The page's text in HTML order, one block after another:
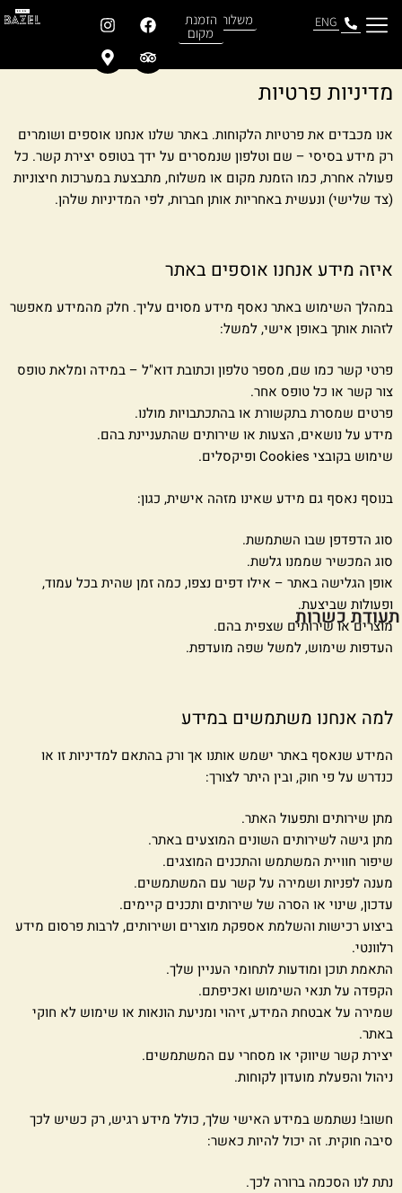
ENG
תעודת כשרות
משלוחיםהזמנת
מקום
מדיניות פרטיות
אנו מכבדים את פרטיות הלקוחות. באתר שלנו אנחנו אוספים ושומרים
רק מידע בסיסי – שם וטלפון שנמסרים על ידך בטופס יצירת קשר. כל
פעולה אחרת, כמו הזמנת מקום או משלוח, מתבצעת במערכות חיצוניות
(צד שלישי) ונעשית באחריות אותן חברות, לפי המדיניות שלהן.
איזה מידע אנחנו אוספים באתר
במהלך השימוש באתר נאסף מידע מסוים עליך. חלק מהמידע מאפשר
לזהות אותך באופן אישי, למשל:
פרטי קשר כמו שם, מספר טלפון וכתובת דוא"ל – במידה ומלאת טופס
צור קשר או כל טופס אחר.
פרטים שמסרת בתקשורת או בהתכתבויות מולנו.
מידע על נושאים, הצעות או שירותים שהתעניינת בהם.
שימוש בקובצי Cookies ופיקסלים.
בנוסף נאסף גם מידע שאינו מזהה אישית, כגון:
סוג הדפדפן שבו השתמשת.
סוג המכשיר שממנו גלשת.
אופן הגלישה באתר – אילו דפים נצפו, כמה זמן שהית בכל עמוד,
ופעולות שביצעת.
מוצרים או שירותים שצפית בהם.
העדפות שימוש, למשל שפה מועדפת.
למה אנחנו משתמשים במידע
המידע שנאסף באתר ישמש אותנו אך ורק בהתאם למדיניות זו או
כנדרש על פי חוק, ובין היתר לצורך:
מתן שירותים ותפעול האתר.
מתן גישה לשירותים השונים המוצעים באתר.
שיפור חוויית המשתמש והתכנים המוצגים.
מענה לפניות ושמירה על קשר עם המשתמשים.
עדכון, שינוי או הסרה של שירותים ותכנים קיימים.
ביצוע רכישות והשלמת אספקת מוצרים ושירותים, לרבות פרסום מידע
רלוונטי.
התאמת תוכן ומודעות לתחומי העניין שלך.
הקפדה על תנאי השימוש ואכיפתם.
שמירה על אבטחת המידע, זיהוי ומניעת הונאות או שימוש לא חוקי
באתר.
יצירת קשר שיווקי או מסחרי עם המשתמשים.
ניהול והפעלת מועדון לקוחות.
חשוב! נשתמש במידע האישי שלך, כולל מידע רגיש, רק כשיש לכך
סיבה חוקית. זה יכול להיות כאשר:
נתת לנו הסכמה ברורה לכך.